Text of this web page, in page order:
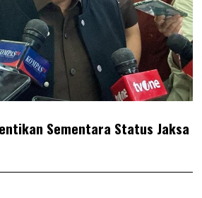
Sementara Status Jaksa